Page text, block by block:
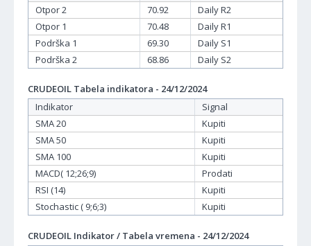
Otpor 2
70.92
Daily R2
Otpor 1
70.48
Daily R1
Podrška 1
69.30
Daily S1
Podrška 2
68.86 Daily S2
CRUDEOIL Tabela indikatora - 24/12/2024
Indikator
Signal
SMA 20
Kupiti
SMA 50
Kupiti
SMA 100
Kupiti
MACD( 12;26;9)
Prodati
RSI (14)
Kupiti
Stochastic ( 9;6;3)
Kupiti
CRUDEOIL Indikator / Tabela vremena - 24/12/2024